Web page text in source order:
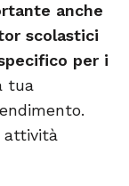
anche
scolastici
per i
tua
attività